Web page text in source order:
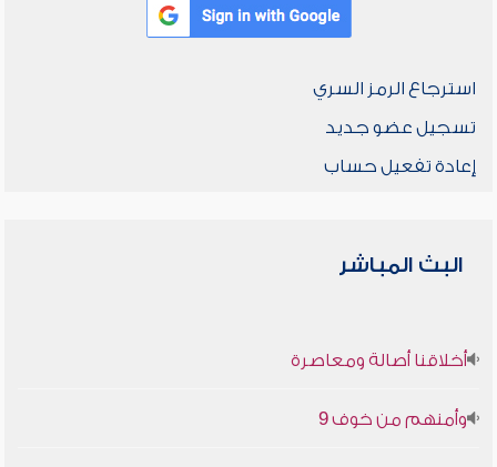
استرجاع الرمز السري
تسجيل عضو جديد
إعادة تفعيل حساب
البث المباشر
أخلاقنا أصالة ومعاصرة
وأمنهم من خوف 9